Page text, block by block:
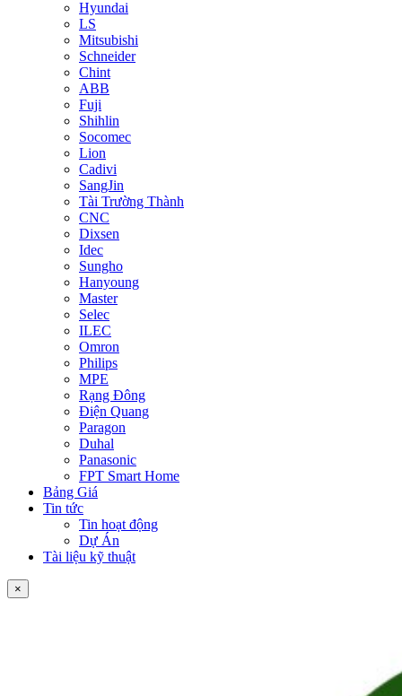
Hyundai
LS
Mitsubishi
Schneider
Chint
ABB
Fuji
Shihlin
Socomec
Lion
Cadivi
SangJin
Tài Trường Thành
CNC
Dixsen
Idec
Sungho
Hanyoung
Master
Selec
ILEC
Omron
Philips
MPE
Rạng Đông
Điện Quang
Paragon
Duhal
Panasonic
FPT Smart Home
Bảng Giá
Tin tức
Tin hoạt động
Dự Án
Tài liệu kỹ thuật
×